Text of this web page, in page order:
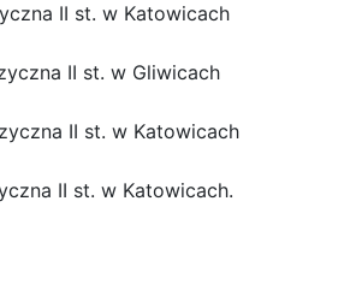
II st. w Katowicach
II st. w Gliwicach
II st. w Katowicach
II st. w Katowicach.